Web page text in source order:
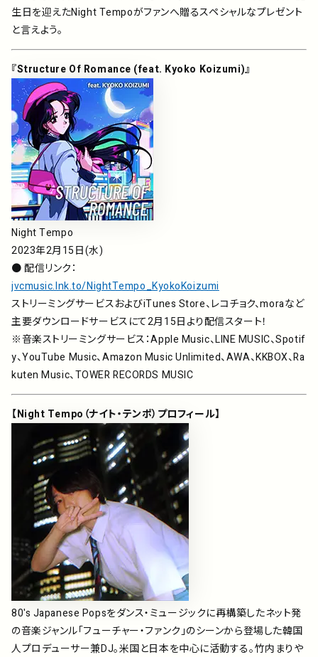
生日を迎えたNight Tempoがファンへ贈るスペシャルなプレゼント
と言えよう。
『Structure Of Romance (feat. Kyoko Koizumi)』
Night Tempo
2023年2月15日(水)
● 配信リンク：
jvcmusic.lnk.to/NightTempo_KyokoKoizumi
ストリーミングサービスおよびiTunes Store、レコチョク、moraなど
主要ダウンロードサービスにて2月15日より配信スタート！
※音楽ストリーミングサービス：Apple Music、LINE MUSIC、Spotif
y、YouTube Music、Amazon Music Unlimited、AWA、KKBOX、Ra
kuten Music、TOWER RECORDS MUSIC
【Night Tempo（ナイト・テンポ）プロフィール】
80's Japanese Popsをダンス・ミュージックに再構築したネット発
の音楽ジャンル「フューチャー・ファンク」のシーンから登場した韓国
人プロデューサー兼DJ。米国と日本を中心に活動する。竹内まりや